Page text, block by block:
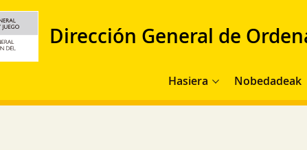
Dirección General de
Navegación principal
Hasiera Nobedadeak